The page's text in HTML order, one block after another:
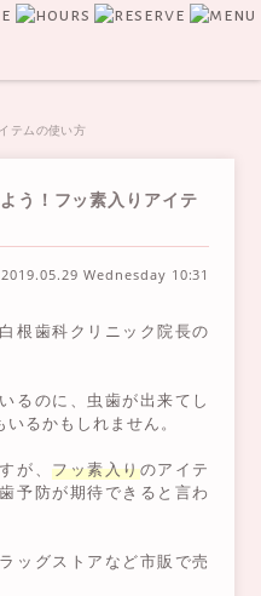
テムの使い方
う！フッ素入りアイテ
2019.05.29 Wednesday 10:31
根歯科クリニック院長の
るのに、虫歯が出来てし
るかもしれません。
が、フッ素入りのアイテ
予防が期待できると言わ
ッグストアなど市販で売